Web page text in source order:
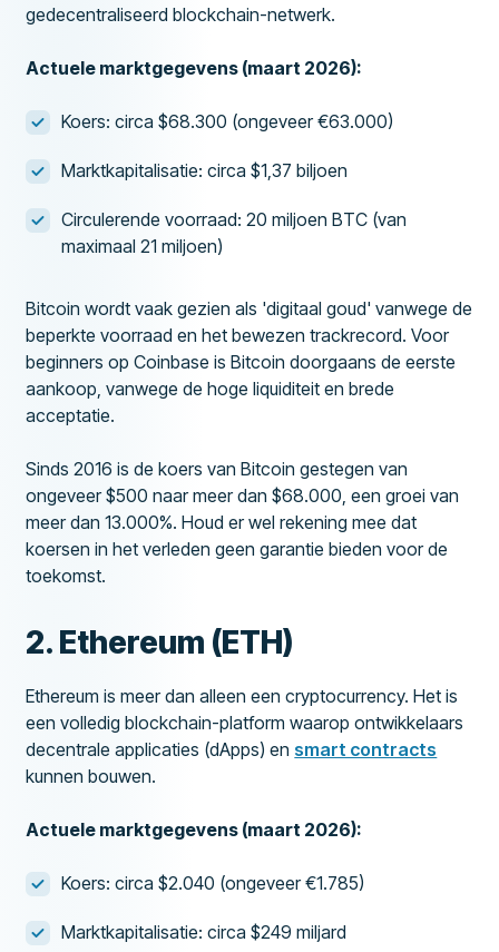
gedecentraliseerd blockchain-netwerk.
Actuele marktgegevens (maart 2026):
Koers: circa $68.300 (ongeveer €63.000)
Marktkapitalisatie: circa $1,37 biljoen
Circulerende voorraad: 20 miljoen BTC (van
maximaal 21 miljoen)
Bitcoin wordt vaak gezien als 'digitaal goud' vanwege de
beperkte voorraad en het bewezen trackrecord. Voor
beginners op Coinbase is Bitcoin doorgaans de eerste
aankoop, vanwege de hoge liquiditeit en brede
acceptatie.
Sinds 2016 is de koers van Bitcoin gestegen van
ongeveer $500 naar meer dan $68.000, een groei van
meer dan 13.000%. Houd er wel rekening mee dat
koersen in het verleden geen garantie bieden voor de
toekomst.
2. Ethereum (ETH)
Ethereum is meer dan alleen een cryptocurrency. Het is
een volledig blockchain-platform waarop ontwikkelaars
decentrale applicaties (dApps) en smart contracts
kunnen bouwen.
Actuele marktgegevens (maart 2026):
Koers: circa $2.040 (ongeveer €1.785)
Marktkapitalisatie: circa $249 miljard